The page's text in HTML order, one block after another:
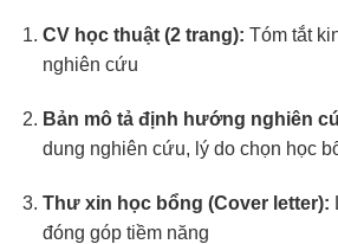
CV học thuật (2 trang): Tóm tắt
nghiên cứu
Bản mô tả định hướng nghiên
dung nghiên cứu, lý do chọn học
Thư xin học bổng (Cover letter):
đóng góp tiềm năng